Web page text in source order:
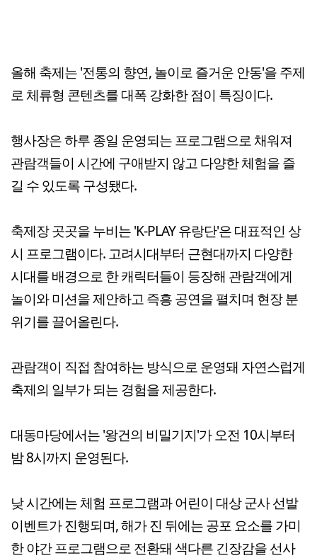
올해 축제는 '전통의 향연, 놀이로 즐거운 안동'을 주제
로 체류형 콘텐츠를 대폭 강화한 점이 특징이다.
행사장은 하루 종일 운영되는 프로그램으로 채워져
관람객들이 시간에 구애받지 않고 다양한 체험을 즐
길 수 있도록 구성됐다.
축제장 곳곳을 누비는 'K-PLAY 유랑단'은 대표적인 상
시 프로그램이다. 고려시대부터 근현대까지 다양한
시대를 배경으로 한 캐릭터들이 등장해 관람객에게
놀이와 미션을 제안하고 즉흥 공연을 펼치며 현장 분
위기를 끌어올린다.
관람객이 직접 참여하는 방식으로 운영돼 자연스럽게
축제의 일부가 되는 경험을 제공한다.
대동마당에서는 '왕건의 비밀기지'가 오전 10시부터
밤 8시까지 운영된다.
낮 시간에는 체험 프로그램과 어린이 대상 군사 선발
이벤트가 진행되며, 해가 진 뒤에는 공포 요소를 가미
한 야간 프로그램으로 전환돼 색다른 긴장감을 선사